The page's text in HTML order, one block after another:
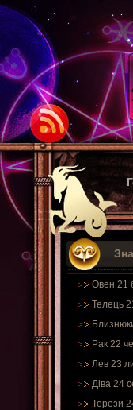
Овен 21
Телець
Рак 22
Лев 23
Діва 24
Терези